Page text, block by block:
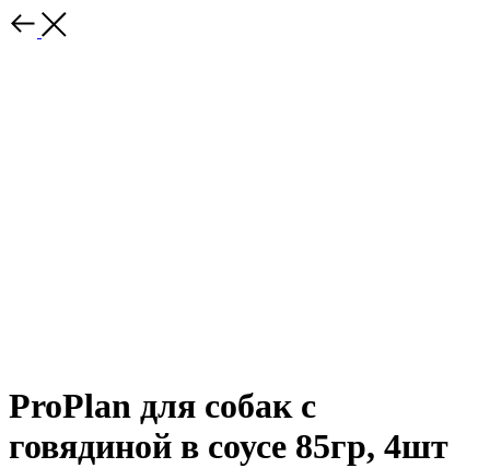
ProPlan для собак с
говядиной в соусе 85гр, 4шт